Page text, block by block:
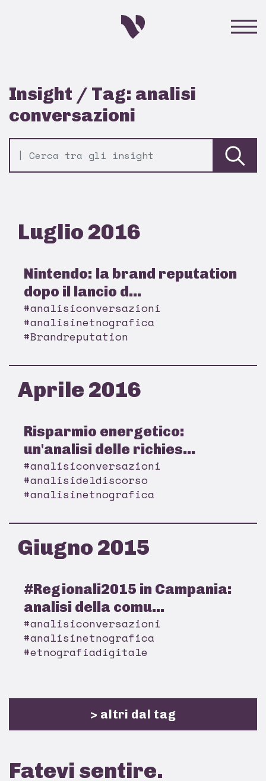
Insight / Tag: analisi
conversazioni
Luglio 2016
Nintendo: la brand reputation
dopo il lancio d...
#analisiconversazioni
#analisinetnografica
#Brandreputation
Aprile 2016
Risparmio energetico:
un'analisi delle richies...
#analisiconversazioni
#analisideldiscorso
#analisinetnografica
Giugno 2015
#Regionali2015 in Campania:
analisi della comu...
#analisiconversazioni
#analisinetnografica
#etnografiadigitale
> altri dal tag
Fatevi sentire.